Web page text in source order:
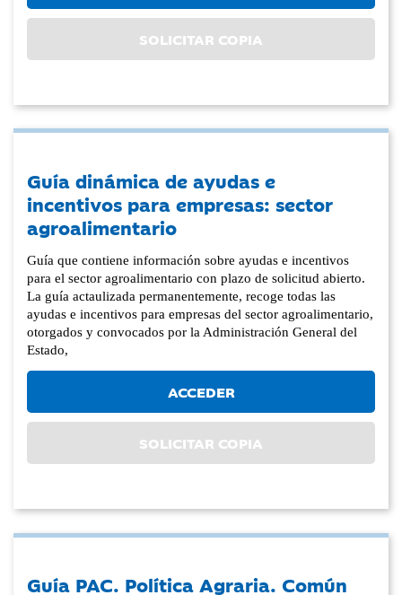
SOLICITAR COPIA
Guía dinámica de ayudas e
incentivos para empresas: sector
agroalimentario
Guía que contiene información sobre ayudas e incentivos
para el sector agroalimentario con plazo de solicitud abierto.
La guía actaulizada permanentemente, recoge todas las
ayudas e incentivos para empresas del sector agroalimentario,
otorgados y convocados por la Administración General del
Estado,
ACCEDER
SOLICITAR COPIA
Guía PAC. Política Agraria. Común